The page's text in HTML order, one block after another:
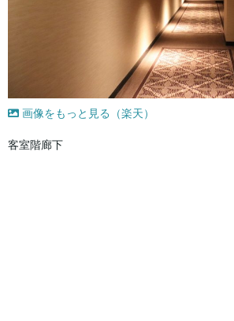
画像をもっと見る（楽天）
客室階廊下